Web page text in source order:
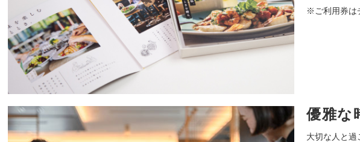
※ご利用券は
優雅な
大切な人と過